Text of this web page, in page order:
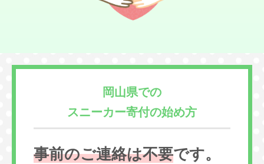
岡山県での
スニーカー寄付の始め方
事前のご連絡は不要です。